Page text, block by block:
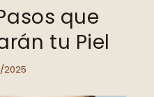
que
tu Piel
2025